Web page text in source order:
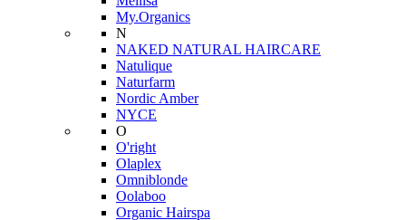
My.Organics
N
NAKED NATURAL HAIRCARE
Natulique
Naturfarm
Nordic Amber
NYCE
O
O'right
Olaplex
Omniblonde
Oolaboo
Organic Hairspa